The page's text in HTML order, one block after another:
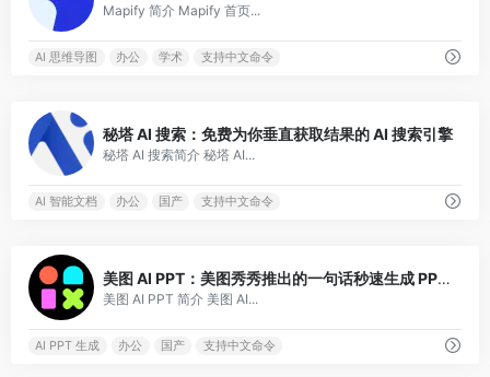
Mapify 简介 Mapify 首页...
AI 思维导图 办公 学术 支持中文命令
秘塔 AI 搜索：免费为你垂直获取结果的 AI 搜索引擎
秘塔 AI 搜索简介 秘塔 AI...
AI 智能文档 办公 国产 支持中文命令
美图 AI PPT：美图秀秀推出的一句话秒速生成 PPT AI 工具
美图 AI PPT 简介 美图 AI...
AI PPT 生成 办公 国产 支持中文命令